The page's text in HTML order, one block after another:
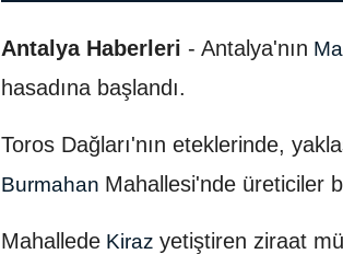
Antalya Haberleri - Antalya'nın
hasadına başlandı.
Toros Dağları'nın eteklerinde,
Burmahan Mahallesi'nde üreticiler
Mahallede Kiraz yetiştiren ziraat